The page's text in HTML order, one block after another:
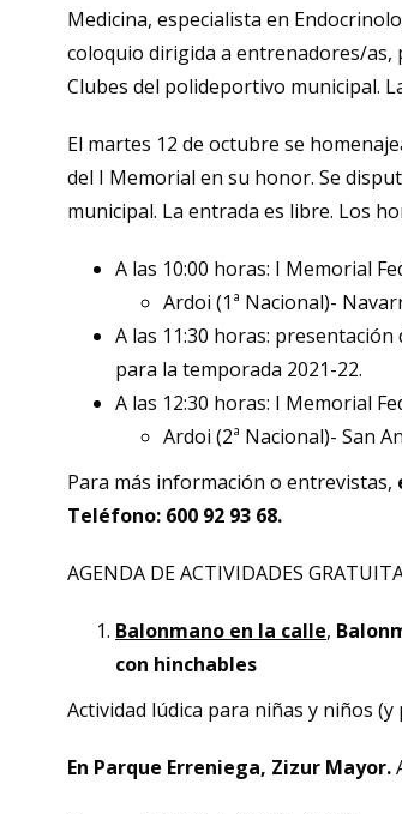
Medicina, especialista en
coloquio dirigida a entrenadores/as,
Clubes del polideportivo municipal.
El martes 12 de octubre se
del I Memorial en su honor. Se
municipal. La entrada es libre. Los
A las 10:00 horas: I Memorial
Ardoi (1ª Nacional)-
A las 11:30 horas:
para la temporada 2021-22.
A las 12:30 horas: I Memorial
Ardoi (2ª Nacional)- San
Para más información o entrevistas,
Teléfono: 600 92 93 68.
AGENDA DE ACTIVIDADES
Balonmano en la calle,
con hinchables
Actividad lúdica para niñas y niños
En Parque Erreniega, Zizur Mayor.